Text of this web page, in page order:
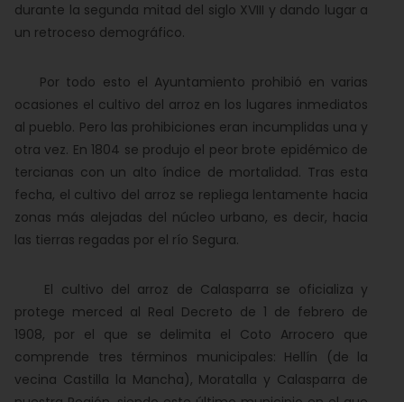
durante la segunda mitad del siglo XVIII y dando lugar a
un retroceso demográfico.
Por todo esto el Ayuntamiento prohibió en varias
ocasiones el cultivo del arroz en los lugares inmediatos
al pueblo. Pero las prohibiciones eran incumplidas una y
otra vez. En 1804 se produjo el peor brote epidémico de
tercianas con un alto índice de mortalidad. Tras esta
fecha, el cultivo del arroz se repliega lentamente hacia
zonas más alejadas del núcleo urbano, es decir, hacia
las tierras regadas por el río Segura.
El cultivo del arroz de Calasparra se oficializa y
protege merced al Real Decreto de 1 de febrero de
1908, por el que se delimita el Coto Arrocero que
comprende tres términos municipales: Hellín (de la
vecina Castilla la Mancha), Moratalla y Calasparra de